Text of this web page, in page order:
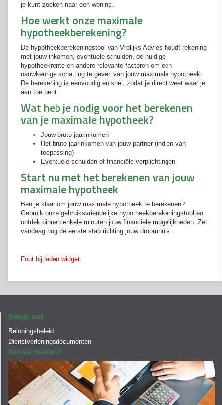
je kunt zoeken naar een woning.
Hoe werkt onze maximale
hypotheekberekening?
De hypotheekberekeningstool van Vrolijks Advies houdt rekening
met jouw inkomen, eventuele schulden, de huidige
hypotheekrente en andere relevante factoren om een
nauwkeurige schatting te geven van jouw maximale hypotheek.
De berekening is eenvoudig en snel, zodat je direct weet waar je
aan toe bent.
Wat heb je nodig voor het berekenen
van je maximale hypotheek?
Jouw bruto jaarinkomen
Het bruto jaarinkomen van jouw partner (indien van
toepassing)
Eventuele schulden of financiële verplichtingen
Start nu met het berekenen van jouw
maximale hypotheek
Ben je klaar om jouw maximale hypotheek te berekenen?
Gebruik onze gebruiksvriendelijke hypotheekberekeningstool en
ontdek binnen enkele minuten jouw financiële mogelijkheden. Zet
vandaag nog de eerste stap richting jouw droomhuis.
Fout bij laden widget.
Bekijk ook
Beloningsbeleid
Dienstverleningsdocumenten
Kennis maken?